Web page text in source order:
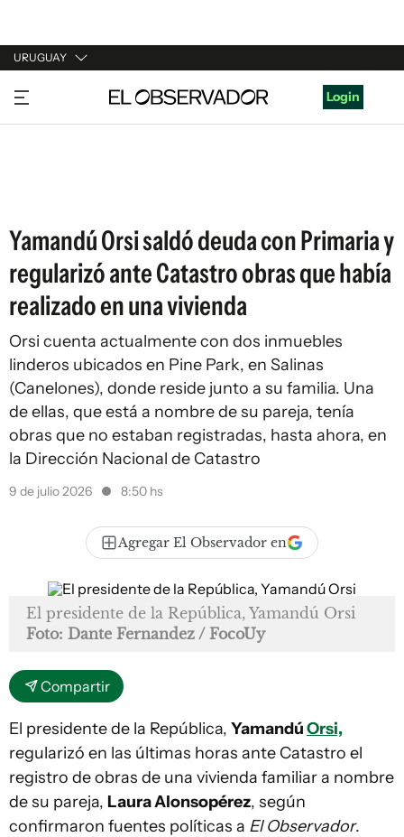
URUGUAY
URUGUAY
ARGENTINA
Login
Yamandú Orsi saldó deuda con Primaria y
regularizó ante Catastro obras que había
realizado en una vivienda
Orsi cuenta actualmente con dos inmuebles
linderos ubicados en Pine Park, en Salinas
(Canelones), donde reside junto a su familia. Una
de ellas, que está a nombre de su pareja, tenía
obras que no estaban registradas, hasta ahora, en
la Dirección Nacional de Catastro
9 de julio 2026 8:50 hs
Agregar El Observador en
El presidente de la República, Yamandú Orsi
Foto: Dante Fernandez / FocoUy
Compartir
El presidente de la República, YamandúOrsi,
regularizó en las últimas horas ante Catastro el
registro de obras de una vivienda familiar a nombre
de su pareja, Laura Alonsopérez, según
confirmaron fuentes políticas a El Observador.